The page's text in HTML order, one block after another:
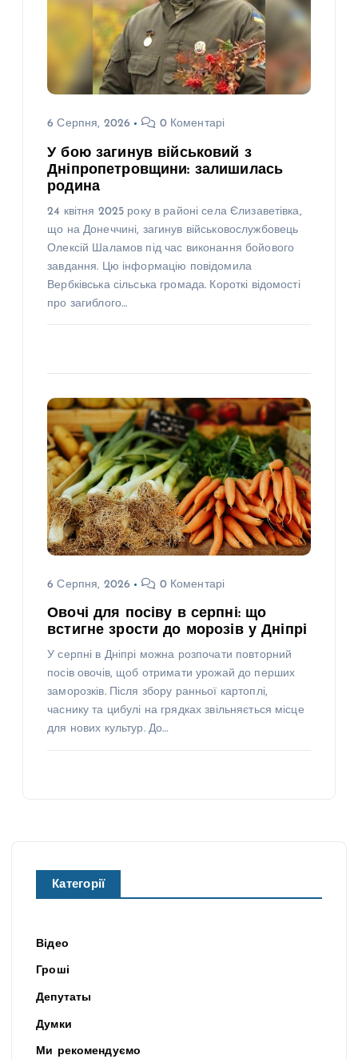
6 Серпня, 2026 0 Коментарі
У бою загинув військовий з
Дніпропетровщини: залишилась
родина
24 квітня 2025 року в районі села Єлизаветівка,
що на Донеччині, загинув військовослужбовець
Олексій Шаламов під час виконання бойового
завдання. Цю інформацію повідомила
Вербківська сільська громада. Короткі відомості
про загиблого…
6 Серпня, 2026 0 Коментарі
Овочі для посіву в серпні: що
встигне зрости до морозів у Дніпрі
У серпні в Дніпрі можна розпочати повторний
посів овочів, щоб отримати урожай до перших
заморозків. Після збору ранньої картоплі,
часнику та цибулі на грядках звільняється місце
для нових культур. До…
Категорії
Відео
Гроші
Депутаты
Думки
Ми рекомендуємо